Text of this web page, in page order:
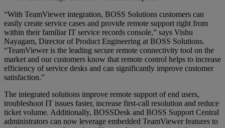
“With TeamViewer integration, BOSS Solutions customers can
easily create service cases and provide remote support right from
within their familiar IT service records console,” says Vishu
Nayagam, Director of Product Engineering at BOSS Solutions.
“TeamViewer is the leading secure remote connectivity tool on the
market and our customers know that remote control helps to increase
efficiency of service desks and can significantly improve customer
satisfaction.”
The integrated solutions improve remote support of end users,
troubleshoot IT issues faster, increase first-call resolution and reduce
ticket volume. Additionally, BOSSDesk and BOSS Support Central
administrators can now leverage embedded TeamViewer features to